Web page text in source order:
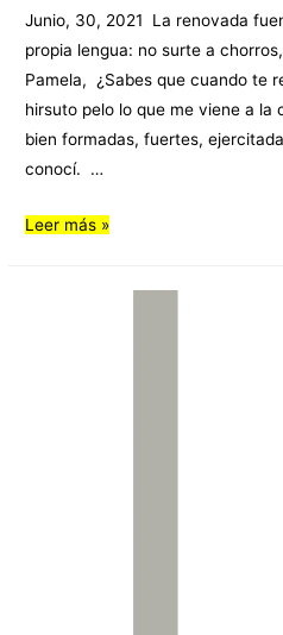
Junio, 30, 2021 La renovada
propia lengua: no surte a
Pamela, ¿Sabes que cuando te
hirsuto pelo lo que me viene a la
bien formadas, fuertes,
conocí. …
Leer más »